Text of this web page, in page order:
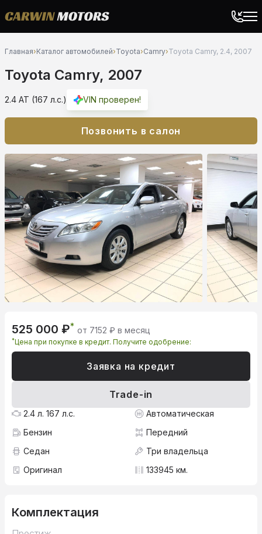
Главная›Каталог автомобилей›Toyota›Camry›Toyota Camry, 2.4, 2007
Toyota Camry, 2007
2.4 AT (167 л.с.) VIN проверен!
Позвонить в салон
525 000 ₽* от 7152 ₽ в месяц
*Цена при покупке в кредит. Получите одобрение:
Заявка на кредит
Trade-in
2.4 л. 167 л.с.
Автоматическая
Бензин
Передний
Седан
Три владельца
Оригинал
133945 км.
Комплектация